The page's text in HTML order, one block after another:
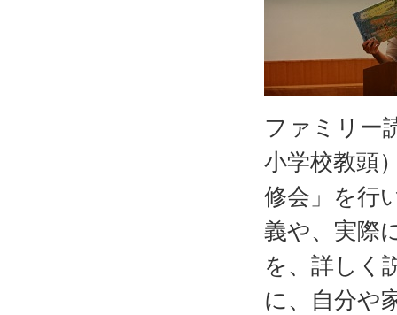
ファミリー
小学校教頭
修会」を行
義や、実際
を、詳しく
に、自分や